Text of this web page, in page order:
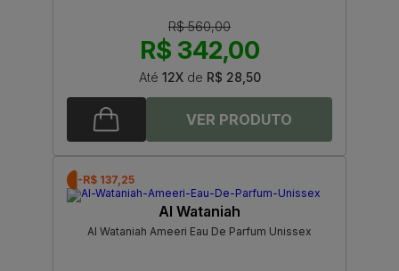
R$ 560,00
R$ 342,00
Até 12Xde R$ 28,50
-R$ 137,25
Al Wataniah
Al Wataniah Ameeri Eau De Parfum Unissex